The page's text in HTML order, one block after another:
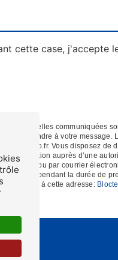
cette case, j'accepte
personnelles communiquées
de répondre à votre message.
Vous disposez de
réclamation auprès d’une
Flers ou par courrier
puis pendant la durée de
disponible à cette adresse: